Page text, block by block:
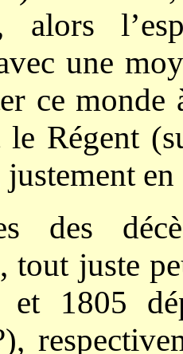
alors
une
ce monde
Régent
des
tout juste
et 1805